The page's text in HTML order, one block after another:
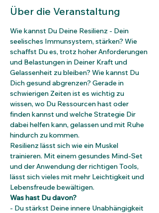
Über die Veranstaltung
Wie kannst Du Deine Resilienz - Dein
seelisches Immunsystem, stärken? Wie
schaffst Du es, trotz hoher Anforderungen
und Belastungen in Deiner Kraft und
Gelassenheit zu bleiben? Wie kannst Du
Dich gesund abgrenzen? Gerade in
schwierigen Zeiten ist es wichtig zu
wissen, wo Du Ressourcen hast oder
finden kannst und welche Strategie Dir
dabei helfen kann, gelassen und mit Ruhe
hindurch zu kommen.
Resilienz lässt sich wie ein Muskel
trainieren. Mit einem gesundes Mind-Set
und der Anwendung der richtigen Tools,
lässt sich vieles mit mehr Leichtigkeit und
Lebensfreude bewältigen.
Was hast Du davon?
- Du stärkst Deine innere Unabhängigkeit